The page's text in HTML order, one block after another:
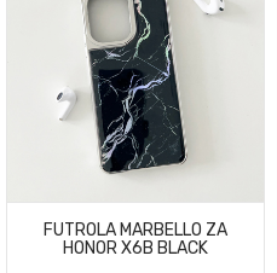
FUTROLA MARBELLO ZA
HONOR X6B BLACK